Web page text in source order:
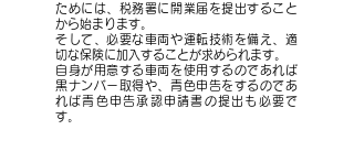
ためには、税務署に開業届を提出すること
から始まります。
そして、必要な車両や運転技術を備え、適
切な保険に加入することが求められます。
自身が用意する車両を使用するのであれば
黒ナンバー取得や、青色申告をするのであ
れば青色申告承認申請書の提出も必要で
す。